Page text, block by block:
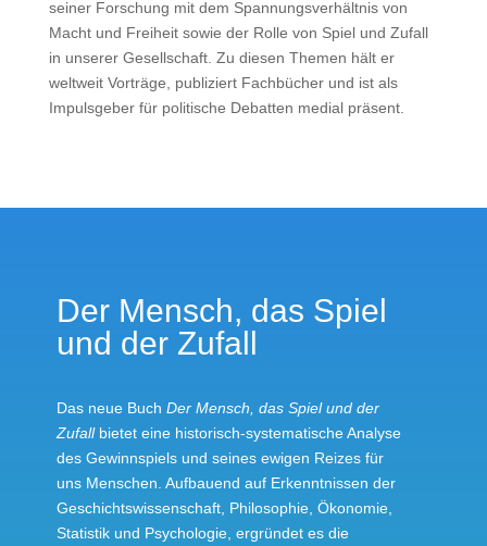
seiner Forschung mit dem Spannungsverhältnis von
Macht und Freiheit sowie der Rolle von Spiel und Zufall
in unserer Gesellschaft. Zu diesen Themen hält er
weltweit Vorträge, publiziert Fachbücher und ist als
Impulsgeber für politische Debatten medial präsent.
Der Mensch, das Spiel
und der Zufall
Das neue Buch Der Mensch, das Spiel und der
Zufallbietet eine historisch-systematische Analyse
des Gewinnspiels und seines ewigen Reizes für
uns Menschen. Aufbauend auf Erkenntnissen der
Geschichtswissenschaft, Philosophie, Ökonomie,
Statistik und Psychologie, ergründet es die